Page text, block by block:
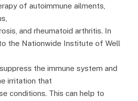
of autoimmune ailments,
and rheumatoid arthritis. In
the Nationwide Institute of Well
the immune system and
irritation that
conditions. This can help to